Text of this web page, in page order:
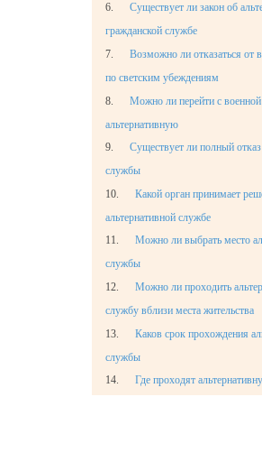
6.
Существует ли закон об
гражданской службе
7.
Возможно ли отказаться от
по светским убеждениям
8.
Можно ли перейти с
альтернативную
9.
Существует ли полный
службы
10.
Какой орган принимает
альтернативной службе
11.
Можно ли выбрать место
службы
12.
Можно ли проходить
службу вблизи места жительства
13.
Каков срок прохождения
службы
14.
Где проходят